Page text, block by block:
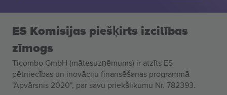
ES Komisijas piešķirts izcilības
zīmogs
Ticombo GmbH (mātesuzņēmums) ir atzīts ES
pētniecības un inovāciju finansēšanas programmā
"Apvārsnis 2020", par savu priekšlikumu Nr. 782393.